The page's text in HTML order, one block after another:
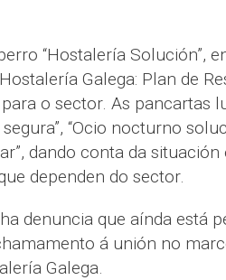
“Hostalería Solución”,
Galega: Plan de
para o sector. As pancartas
“Ocio nocturno
dando conta da situación
dependen do sector.
denuncia que aínda está
á unión no
Galega.